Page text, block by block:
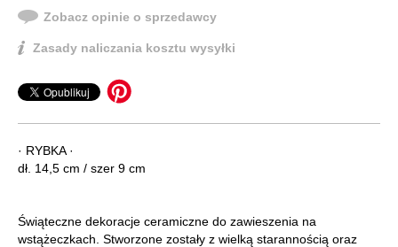
Zobacz opinie o sprzedawcy
Zasady naliczania kosztu wysyłki
· RYBKA ·
dł. 14,5 cm / szer 9 cm
Świąteczne dekoracje ceramiczne do zawieszenia na
wstążeczkach. Stworzone zostały z wielką starannością oraz